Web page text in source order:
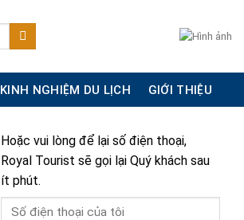
KINH NGHIỆM DU LỊCH GIỚI THIỆU
Hoặc vui lòng để lại số điện thoại,
Royal Tourist sẽ gọi lại Quý khách sau
ít phút.